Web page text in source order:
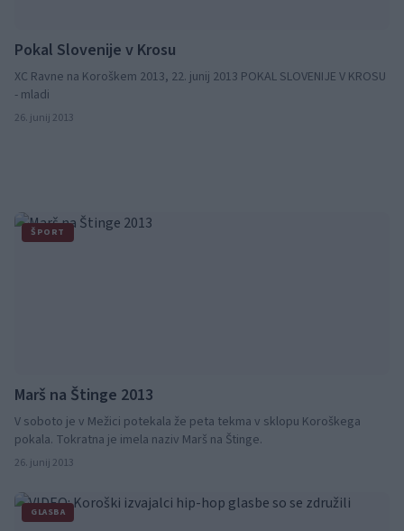
Pokal Slovenije v Krosu
XC Ravne na Koroškem 2013, 22. junij 2013 POKAL SLOVENIJE V KROSU
- mladi
26. junij 2013
ŠPORT
Marš na Štinge 2013
V soboto je v Mežici potekala že peta tekma v sklopu Koroškega
pokala. Tokratna je imela naziv Marš na Štinge.
26. junij 2013
GLASBA